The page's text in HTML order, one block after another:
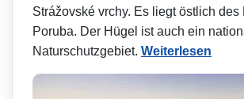
Strážovské vrchy. Es liegt östlich des
Poruba. Der Hügel ist auch ein
Naturschutzgebiet. Weiterlesen